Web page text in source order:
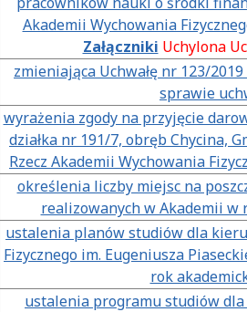
Akademii Wychowania
Załączniki Uchylona
zmieniająca Uchwałę nr 123/
sprawie
wyrażenia zgody na przyjęcie
działka nr 191/7, obręb Chycina,
Rzecz Akademii Wychowania
określenia liczby miejsc na
realizowanych w Akademii w
ustalenia planów studiów dla
Fizycznego im. Eugeniusza
rok
ustalenia programu studiów